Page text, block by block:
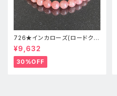
726★インカローズ(ロードクロ
サイト)★天然石ブレスレット新
品
¥9,632
30%OFF